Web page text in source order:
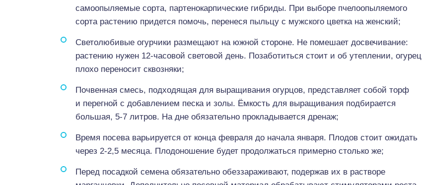
самоопыляемые сорта, партенокарпические гибриды. При выборе пчелоопыляемого
сорта растению придется помочь, перенеся пыльцу с мужского цветка на женский;
Светолюбивые огурчики размещают на южной стороне. Не помешает досвечивание:
растению нужен 12-часовой световой день. Позаботиться стоит и об утеплении, огурец
плохо переносит сквозняки;
Почвенная смесь, подходящая для выращивания огурцов, представляет собой торф
и перегной с добавлением песка и золы. Ёмкость для выращивания подбирается
большая, 5-7 литров. На дне обязательно прокладывается дренаж;
Время посева варьируется от конца февраля до начала января. Плодов стоит ожидать
через 2-2,5 месяца. Плодоношение будет продолжаться примерно столько же;
Перед посадкой семена обязательно обеззараживают, подержав их в растворе